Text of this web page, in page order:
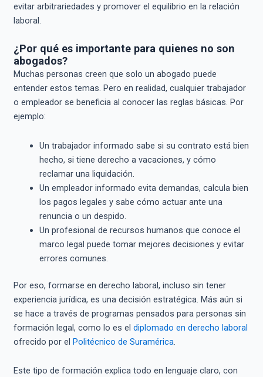
evitar arbitrariedades y promover el equilibrio en la relación
laboral.
¿Por qué es importante para quienes no son
abogados?
Muchas personas creen que solo un abogado puede
entender estos temas. Pero en realidad, cualquier trabajador
o empleador se beneficia al conocer las reglas básicas. Por
ejemplo:
Un trabajador informado sabe si su contrato está bien
hecho, si tiene derecho a vacaciones, y cómo
reclamar una liquidación.
Un empleador informado evita demandas, calcula bien
los pagos legales y sabe cómo actuar ante una
renuncia o un despido.
Un profesional de recursos humanos que conoce el
marco legal puede tomar mejores decisiones y evitar
errores comunes.
Por eso, formarse en derecho laboral, incluso sin tener
experiencia jurídica, es una decisión estratégica. Más aún si
se hace a través de programas pensados para personas sin
formación legal, como lo es el diplomado en derecho laboral
ofrecido por el Politécnico de Suramérica
Este tipo de formación explica todo en lenguaje claro, con